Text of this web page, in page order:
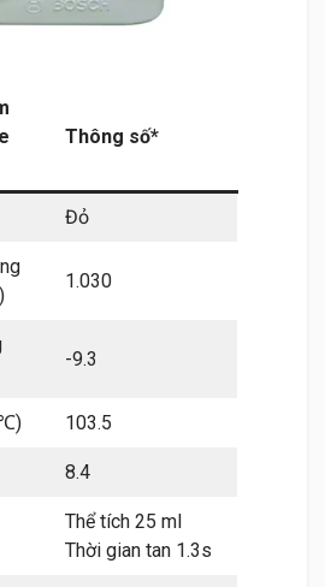
Thông số*
Đỏ
1.030
-9.3
103.5
8.4
Thể tích 25 ml
Thời gian tan 1.3s